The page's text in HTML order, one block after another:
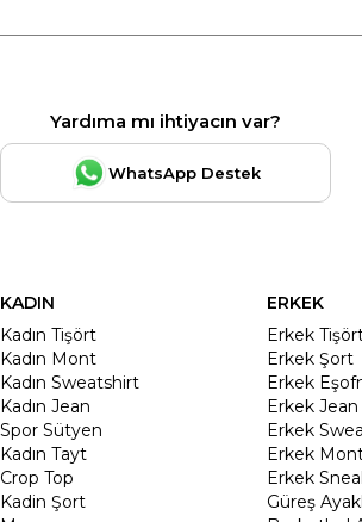
Yardıma mı ihtiyacın var?
WhatsApp Destek
KADIN
Kadın Tişört
Kadın Mont
Kadın Sweatshirt
Kadın Jean
Spor Sütyen
Kadın Tayt
Crop Top
Kadin Şort
ERKEK
Erkek
Erkek Şort
Erkek
Erkek Jean
Erkek
Erkek
Erkek
Güreş